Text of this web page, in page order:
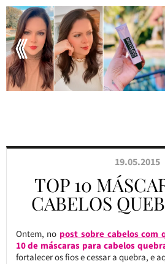
19.05.2015
TOP 10
CABELOS
Ontem, no post sobre cabelos com
10 de máscaras para cabelos
fortalecer os fios e cessar a quebra, e